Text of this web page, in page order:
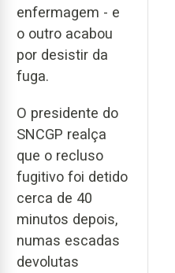
enfermagem - e
o outro acabou
por desistir da
fuga.
O presidente do
SNCGP realça
que o recluso
fugitivo foi detido
cerca de 40
minutos depois,
numas escadas
devolutas